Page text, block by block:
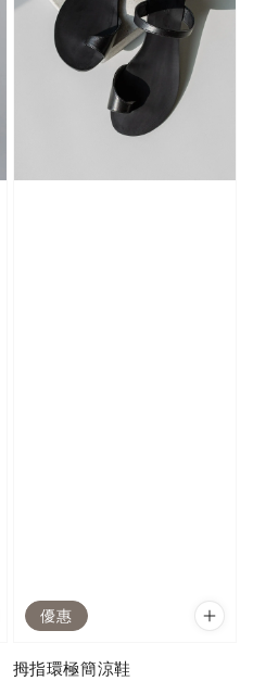
優惠
拇指環極簡涼鞋